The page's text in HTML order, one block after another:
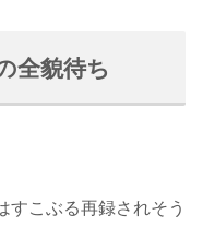
全貌待ち
すこぶる再録されそう